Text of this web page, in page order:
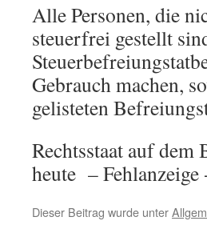
Alle Personen, die
steuerfrei gestellt
Gebrauch machen,
gelisteten
Rechtsstaat auf dem
heute – Fehlanzeige
Dieser Beitrag wurde unter